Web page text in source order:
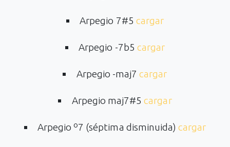
Arpegio 7#5 cargar
Arpegio -7b5 cargar
Arpegio -maj7cargar
Arpegio maj7#5cargar
Arpegio º7 (séptima disminuida)cargar